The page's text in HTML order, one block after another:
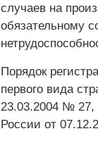
случаев на
обязательному
Порядок
первого вида
23.03.2004 № 27,
России от